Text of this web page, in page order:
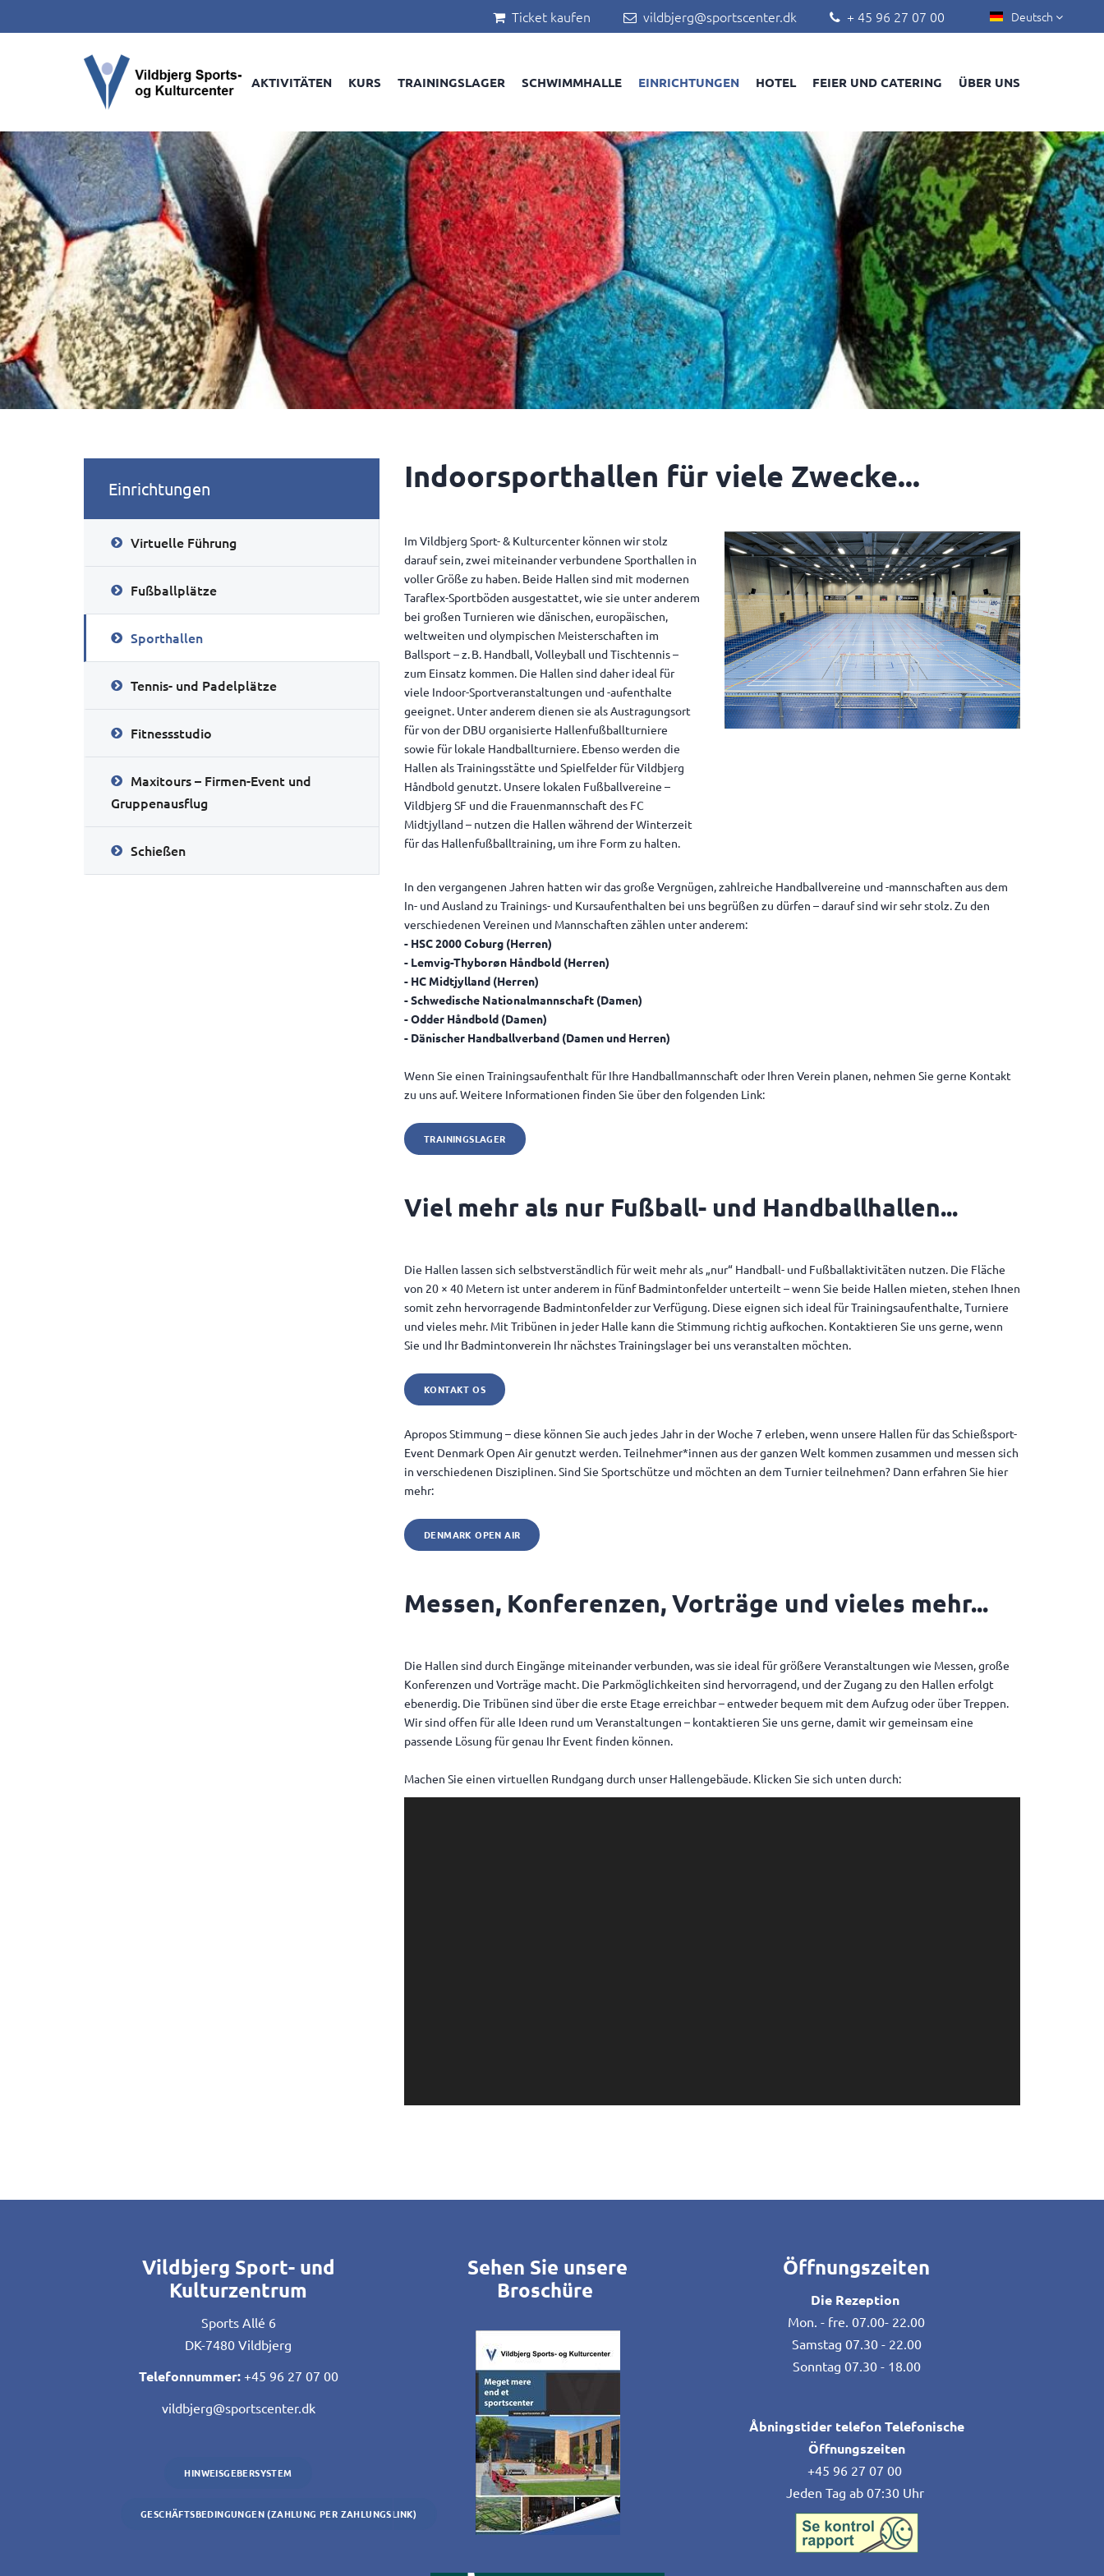
Deutsch 
 + 45 96 27 07 00
 vildbjerg@sportscenter.dk
 Ticket kaufen
AKTIVITÄTEN KURS TRAININGSLAGER SCHWIMMHALLE EINRICHTUNGEN HOTEL FEIER UND CATERING ÜBER UNS
Einrichtungen
Virtuelle Führung
Fußballplätze
Sporthallen
Tennis- und Padelplätze
Fitnessstudio
Maxitours – Firmen-Event und
Gruppenausflug
Schießen
Indoorsporthallen für viele Zwecke...
Im Vildbjerg Sport- & Kulturcenter können wir stolz
darauf sein, zwei miteinander verbundene Sporthallen in
voller Größe zu haben. Beide Hallen sind mit modernen
Taraflex-Sportböden ausgestattet, wie sie unter anderem
bei großen Turnieren wie dänischen, europäischen,
weltweiten und olympischen Meisterschaften im
Ballsport – z. B. Handball, Volleyball und Tischtennis –
zum Einsatz kommen. Die Hallen sind daher ideal für
viele Indoor-Sportveranstaltungen und -aufenthalte
geeignet. Unter anderem dienen sie als Austragungsort
für von der DBU organisierte Hallenfußballturniere
sowie für lokale Handballturniere. Ebenso werden die
Hallen als Trainingsstätte und Spielfelder für Vildbjerg
Håndbold genutzt. Unsere lokalen Fußballvereine –
Vildbjerg SF und die Frauenmannschaft des FC
Midtjylland – nutzen die Hallen während der Winterzeit
für das Hallenfußballtraining, um ihre Form zu halten.
In den vergangenen Jahren hatten wir das große Vergnügen, zahlreiche Handballvereine und -mannschaften aus dem
In- und Ausland zu Trainings- und Kursaufenthalten bei uns begrüßen zu dürfen – darauf sind wir sehr stolz. Zu den
verschiedenen Vereinen und Mannschaften zählen unter anderem:
- HSC 2000 Coburg (Herren)
- Lemvig-Thyborøn Håndbold (Herren)
- HC Midtjylland (Herren)
- Schwedische Nationalmannschaft (Damen)
- Odder Håndbold (Damen)
- Dänischer Handballverband (Damen und Herren)
Wenn Sie einen Trainingsaufenthalt für Ihre Handballmannschaft oder Ihren Verein planen, nehmen Sie gerne Kontakt
zu uns auf. Weitere Informationen finden Sie über den folgenden Link:
TRAININGSLAGER
Viel mehr als nur Fußball- und Handballhallen...
Die Hallen lassen sich selbstverständlich für weit mehr als „nur“ Handball- und Fußballaktivitäten nutzen. Die Fläche
von 20 × 40 Metern ist unter anderem in fünf Badmintonfelder unterteilt – wenn Sie beide Hallen mieten, stehen Ihnen
somit zehn hervorragende Badmintonfelder zur Verfügung. Diese eignen sich ideal für Trainingsaufenthalte, Turniere
und vieles mehr. Mit Tribünen in jeder Halle kann die Stimmung richtig aufkochen. Kontaktieren Sie uns gerne, wenn
Sie und Ihr Badmintonverein Ihr nächstes Trainingslager bei uns veranstalten möchten.
KONTAKT OS
Apropos Stimmung – diese können Sie auch jedes Jahr in der Woche 7 erleben, wenn unsere Hallen für das Schießsport-
Event Denmark Open Air genutzt werden. Teilnehmer*innen aus der ganzen Welt kommen zusammen und messen sich
in verschiedenen Disziplinen. Sind Sie Sportschütze und möchten an dem Turnier teilnehmen? Dann erfahren Sie hier
mehr:
DENMARK OPEN AIR
Messen, Konferenzen, Vorträge und vieles mehr...
Die Hallen sind durch Eingänge miteinander verbunden, was sie ideal für größere Veranstaltungen wie Messen, große
Konferenzen und Vorträge macht. Die Parkmöglichkeiten sind hervorragend, und der Zugang zu den Hallen erfolgt
ebenerdig. Die Tribünen sind über die erste Etage erreichbar – entweder bequem mit dem Aufzug oder über Treppen.
Wir sind offen für alle Ideen rund um Veranstaltungen – kontaktieren Sie uns gerne, damit wir gemeinsam eine
passende Lösung für genau Ihr Event finden können.
Machen Sie einen virtuellen Rundgang durch unser Hallengebäude. Klicken Sie sich unten durch:
Vildbjerg Sport- und
Kulturzentrum
Sports Allé 6
DK-7480 Vildbjerg
Telefonnummer:+45 96 27 07 00
vildbjerg@sportscenter.dk
HINWEISGEBERSYSTEM
GESCHÄFTSBEDINGUNGEN (ZAHLUNG PER ZAHLUNGSLINK)
Sehen Sie unsere
Broschüre
Öffnungszeiten
Die Rezeption
Mon. - fre. 07.00- 22.00
Samstag 07.30 - 22.00
Sonntag 07.30 - 18.00
Åbningstider telefon Telefonische
Öffnungszeiten
+45 96 27 07 00
Jeden Tag ab 07:30 Uhr